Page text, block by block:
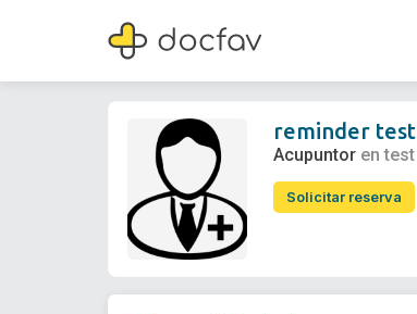
reminder test
Acupuntor
reminder test
Acupuntor en test
Solicitar reserva